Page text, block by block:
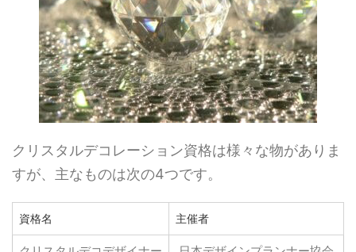
クリスタルデコレーション資格は様々な物がありま
すが、主なものは次の4つです。
資格名 主催者